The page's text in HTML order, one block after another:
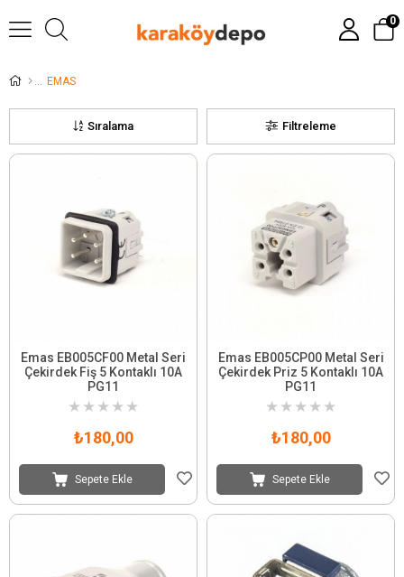
0
EMAS
Filtreleme
Sıralama
Emas EB005CF00 Metal Seri
Çekirdek Fiş 5 Kontaklı 10A
PG11
★ ★ ★ ★ ★
₺180,00
Sepete Ekle
Emas EB005CP00 Metal Seri
Çekirdek Priz 5 Kontaklı 10A
PG11
★ ★ ★ ★ ★
₺180,00
Sepete Ekle